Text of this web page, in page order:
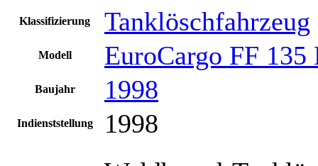
Klassifizierung Tanklöschfahrzeug
Modell EuroCargo FF 135
Baujahr 1998
Indienststellung
1998